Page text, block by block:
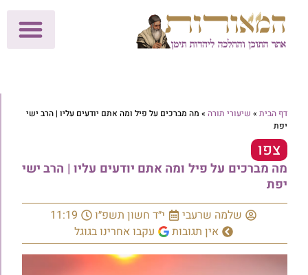
דף הבית » שיעורי תורה » מה מברכים על פיל ומה אתם יודעים עליו | הרב ישי
יפת
צפו
מה מברכים על פיל ומה אתם יודעים עליו | הרב ישי
יפת
שלמה שרעבי י״ד חשון תשפ״ו
11:19
אין תגובות
עקבו אחרינו בגוגל